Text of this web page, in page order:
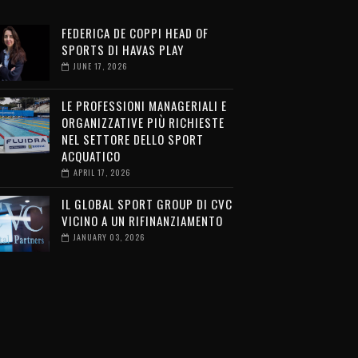
FEDERICA DE COPPI HEAD OF
SPORTS DI HAVAS PLAY
JUNE 17, 2026
LE PROFESSIONI MANAGERIALI E
ORGANIZZATIVE PIÙ RICHIESTE
NEL SETTORE DELLO SPORT
ACQUATICO
APRIL 17, 2026
IL GLOBAL SPORT GROUP DI CVC
VICINO A UN RIFINANZIAMENTO
JANUARY 03, 2026